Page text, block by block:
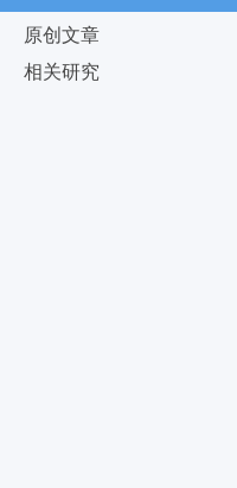
原创文章
相关研究